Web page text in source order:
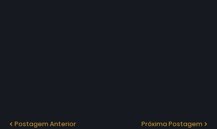
Postagem Anterior Próxima Postagem